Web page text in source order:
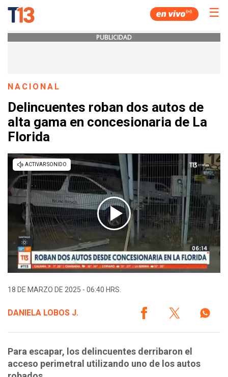
☰
PUBLICIDAD
NACIONAL
Delincuentes roban dos autos de
alta gama en concesionaria de La
Florida
18 DE MARZO DE 2025 - 06:40 HRS.
DANIELA LOBOS J.
Para escapar, los delincuentes derribaron el
acceso perimetral utilizando uno de los autos